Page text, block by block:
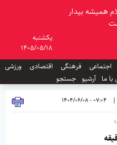
همیشه بیدار
یکشنبه
1405/05/18
اجتماعی فرهنگی اقتصادی
ورزشی
ما آرشیو جستجو
|
07:04 - 1404/06/08